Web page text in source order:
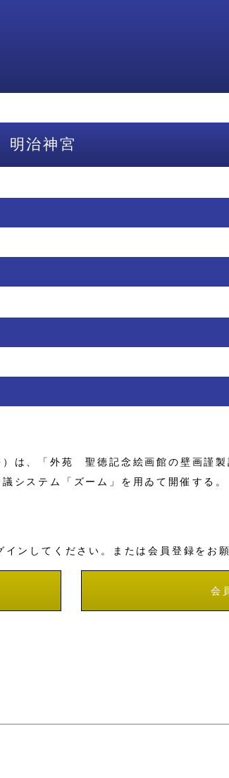
治神宮
は、「外苑 聖徳記念絵画館の壁画謹製
システム「ズーム」を用ゐて開催する。
ンしてください。または会員登録をお
会